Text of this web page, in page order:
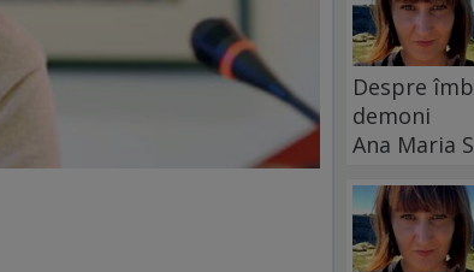
Despre
demoni
Ana Maria